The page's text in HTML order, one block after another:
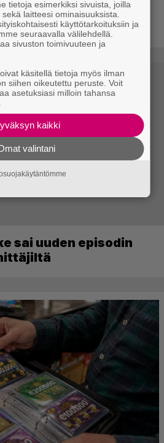
– Way of the Hunter
sai uuden episodin
tietoja esimerkiksi sivuista, joilla
laitteesi ominaisuuksista.
käyttötarkoituksiin ja
seuraavalla välilehdellä.
sivuston toimivuuteen ja
käsitellä tietoja myös ilman
siihen oikeutettu peruste. Voit
asetuksiasi milloin tahansa
kaikki
valintani